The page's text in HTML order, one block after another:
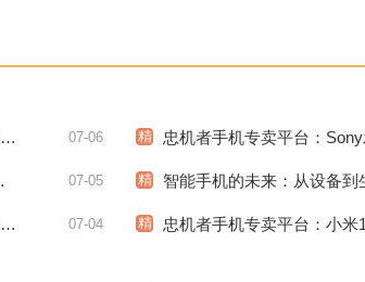
精 忠机者手机专卖平台：Sony发布全新WH-1000XM5耳机，搭载更
07-06
精 智能手机的未来：从设备到
07-05
精 忠机者手机专卖平台：小米11T系列或将于9月发布，
07-04